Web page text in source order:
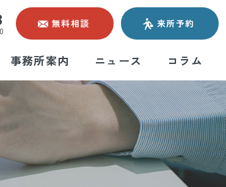
無料相談 来所予約
事務所案内 ニュース コラム